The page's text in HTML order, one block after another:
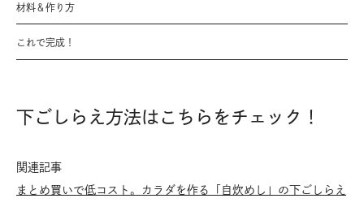
材料＆作り方
これで完成！
下ごしらえ方法はこちらをチェック！
関連記事
まとめ買いで低コスト。カラダを作る「自炊めし」の下ごしらえ